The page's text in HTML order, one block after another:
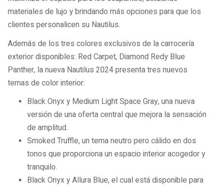
materiales de lujo y brindando más opciones para que los
clientes personalicen su Nautilus.
Además de los tres colores exclusivos de la carrocería
exterior disponibles: Red Carpet, Diamond Redy Blue
Panther, la nueva Nautilus 2024 presenta tres nuevos
temas de color interior:
Black Onyx y Medium Light Space Gray, una nueva
versión de una oferta central que mejora la sensación
de amplitud.
Smoked Truffle, un tema neutro pero cálido en dos
tonos que proporciona un espacio interior acogedor y
tranquilo.
Black Onyx y Allura Blue, el cual está disponible para